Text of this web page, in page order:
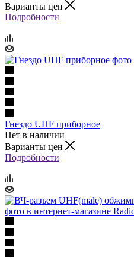
Варианты цен
Подробности
Гнездо UHF приборное
Нет в наличии
Варианты цен
Подробности